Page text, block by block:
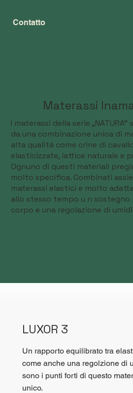
Contatto
Materassi
I materassi della serie
da una combinazione unica di
alta qualitá come crine di
elasticizzate, lattice naturale e
Ognuno di questi materiali
molto specifica. Combinati
materassi elastici e molto
allo stesso tempo u n
corpo e una regolazione di
LUXOR 3
Un rapporto equilibrato tra
come anche una regolzione di
sono i punti forti di questo
unico.